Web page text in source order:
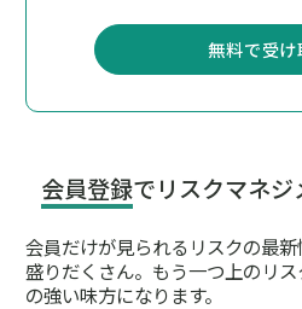
無料で受け
会員登録でリスクマネ
会員だけが見られるリスクの最
盛りだくさん。 もう一つ上のリ
の強い味方になります。